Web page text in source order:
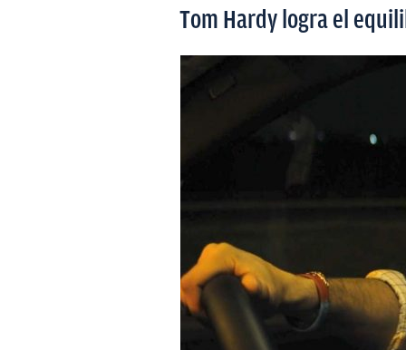
Tom Hardy logra el